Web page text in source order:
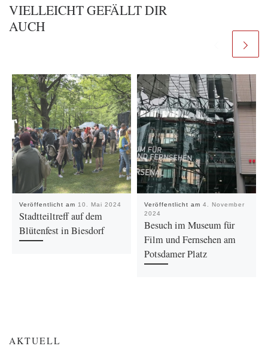
VIELLEICHT GEFÄLLT DIR
AUCH
Veröffentlicht am 10. Mai 2024
Stadtteiltreff auf dem
Blütenfest in Biesdorf
Veröffentlicht am 4. November
2024
Besuch im Museum für
Film und Fernsehen am
Potsdamer Platz
AKTUELL